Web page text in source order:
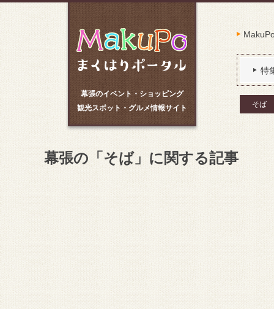
幕張のイベント・ショッピング
観光スポット・グルメ情報サイト
特
そば
幕張の「そば」に関する記事